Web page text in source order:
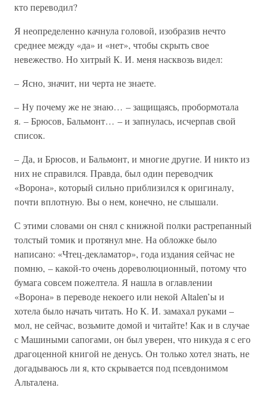
кто переводил?
Я неопределенно качнула головой, изобразив нечто
среднее между «да» и «нет», чтобы скрыть свое
невежество. Но хитрый К. И. меня насквозь видел:
– Ясно, значит, ни черта не знаете.
– Ну почему же не знаю… – защищаясь, пробормотала
я. – Брюсов, Бальмонт… – и запнулась, исчерпав свой
список.
– Да, и Брюсов, и Бальмонт, и многие другие. И никто из
них не справился. Правда, был один переводчик
«Ворона», который сильно приблизился к оригиналу,
почти вплотную. Вы о нем, конечно, не слышали.
С этими словами он снял с книжной полки растрепанный
толстый томик и протянул мне. На обложке было
написано: «Чтец-декламатор», года издания сейчас не
помню, – какой-то очень дореволюционный, потому что
бумага совсем пожелтела. Я нашла в оглавлении
«Ворона» в переводе некоего или некой Altalеn’ы и
хотела было начать читать. Но К. И. замахал руками –
мол, не сейчас, возьмите домой и читайте! Как и в случае
с Машиными сапогами, он был уверен, что никуда я с его
драгоценной книгой не денусь. Он только хотел знать, не
догадываюсь ли я, кто скрывается под псевдонимом
Альталена.